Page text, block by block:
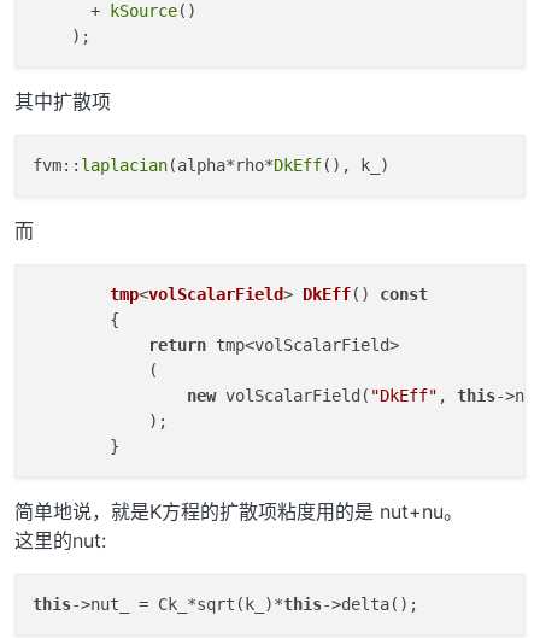
      +
kSource()
其中扩散项
fvm:: laplacian(alpha*rho*DkEff
而
tmp<volScalarField> DkEff() const
        {
return tmp<volScalarField>
            (
new volScalarField( "DkEff" , this-
            );
简单地说，就是K方程的扩散项粘度用的是 nut+nu。
这里的nut:
this->nut_ = Ck_*sqrt(k_)*this